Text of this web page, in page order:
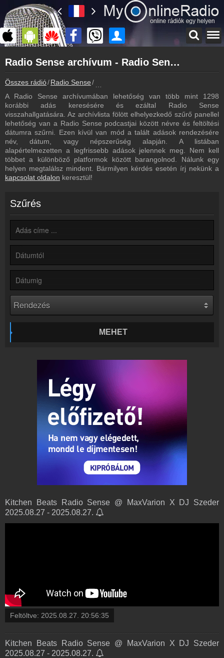
myonlineradio.hu
Radio Sense
Vissza a Radio Sense oldalára
Bejelentkezés
Hozz létre saját fiókot!
Most szól
Tudd meg mi szólt eddig
Webkamera
Radio Sense webkamera, élőkép
Kapcsolat
Partnerek
Rádiós partnerek
Rádió beágyazás
Ágyazd be weboldaladba
Készítés lépésről lépésre
Radio Sense archívum - Radio Sense podcasts - Radio Sense visszahallgatás
Összes rádió Radio Sense
A Radio Sense archívumában lehetőség van több mint 1298
korábbi adás keresésére és ezáltal Radio Sense
visszahallgatására. Az archívlista fölött elhelyezkedő szűrő panellel
lehetőség van a Radio Sense podcastjai között névre és feltöltési
dátumra szűrni. Ezen kívül van mód a talált adások rendezésére
név, dátum, vagy népszerűség alapján. A listában
alapértelmezetten a legfrissebb adások jelennek meg. Nem kell
többet a különböző platformok között barangolnod. Nálunk egy
helyen megtalálsz mindent. Bármilyen kérdés esetén írj nekünk a
kapcsolat oldalon keresztül!
Szűrés
MEHET
Kitchen Beats Radio Sense @ MaxVarion X DJ Szeder
2025.08.27 - 2025.08.27.
Feltöltve: 2025.08.27. 20:56:35
Kitchen Beats Radio Sense @ MaxVarion X DJ Szeder
2025.08.27 - 2025.08.27.